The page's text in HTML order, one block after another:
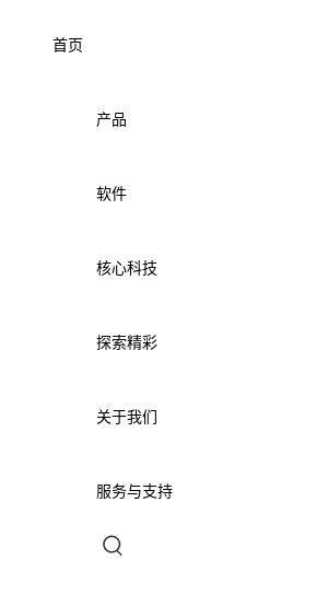
首页
产品
软件
核心科技
探索精彩
关于我们
服务与支持